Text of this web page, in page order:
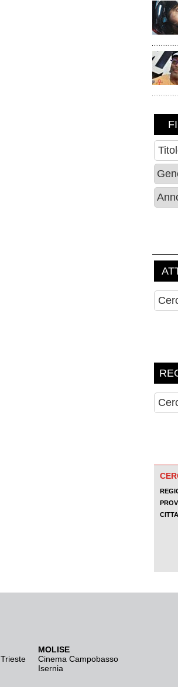
Trieste
MOLISE
Cinema Campobasso
Isernia